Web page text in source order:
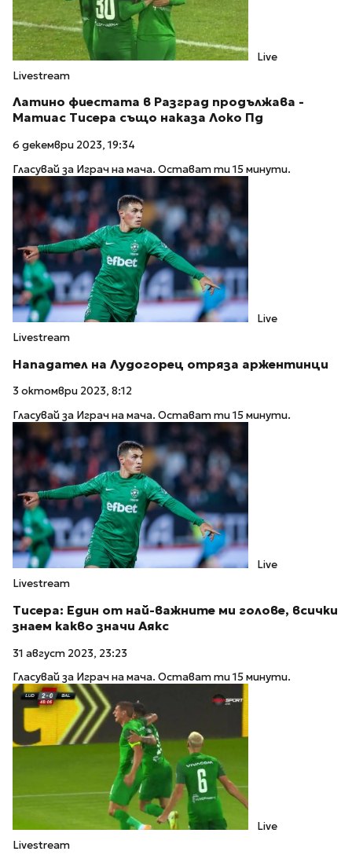
Live
Livestream
Латино фиестата в Разград продължава -
Матиас Тисера също наказа Локо Пд
6 декември 2023, 19:34
Гласувай за Играч на мача. Остават ти 15 минути.
Live
Livestream
Нападател на Лудогорец отряза аржентинци
3 октомври 2023, 8:12
Гласувай за Играч на мача. Остават ти 15 минути.
Live
Livestream
Тисера: Един от най-важните ми голове, всички
знаем какво значи Аякс
31 август 2023, 23:23
Гласувай за Играч на мача. Остават ти 15 минути.
Live
Livestream